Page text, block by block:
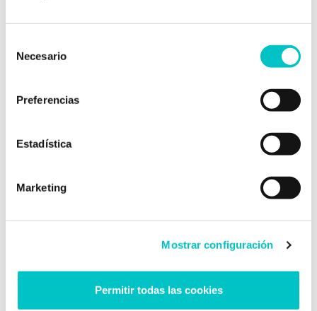
Necesario
Preferencias
Estadística
Marketing
Mostrar configuración
Permitir todas las cookies
El ser humano es un ser social, por lo que
adaptativo y funcional. Sin embargo, cuando
interacción o interfiere en la vida diaria,
mayor. ¿Qué es la timidez? ¿Cómo es …
saber